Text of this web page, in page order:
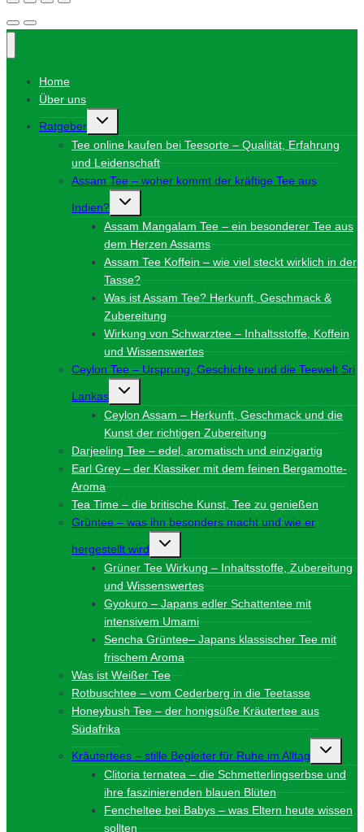
Home
Über uns
Ratgeber
Untermenü
umschalten
Tee online kaufen bei Teesorte – Qualität, Erfahrung
und Leidenschaft
Assam Tee – woher kommt der kräftige Tee aus
Indien?
Untermenü
umschalten
Assam Mangalam Tee – ein besonderer Tee aus
dem Herzen Assams
Assam Tee Koffein – wie viel steckt wirklich in der
Tasse?
Was ist Assam Tee? Herkunft, Geschmack &
Zubereitung
Wirkung von Schwarztee – Inhaltsstoffe, Koffein
und Wissenswertes
Ceylon Tee – Ursprung, Geschichte und die Teewelt Sri
Lankas
Untermenü
umschalten
Ceylon Assam – Herkunft, Geschmack und die
Kunst der richtigen Zubereitung
Darjeeling Tee – edel, aromatisch und einzigartig
Earl Grey – der Klassiker mit dem feinen Bergamotte-
Aroma
Tea Time – die britische Kunst, Tee zu genießen
Grüntee – was ihn besonders macht und wie er
hergestellt wird
Untermenü
umschalten
Grüner Tee Wirkung – Inhaltsstoffe, Zubereitung
und Wissenswertes
Gyokuro – Japans edler Schattentee mit
intensivem Umami
Sencha Grüntee– Japans klassischer Tee mit
frischem Aroma
Was ist Weißer Tee
Rotbuschtee – vom Cederberg in die Teetasse
Honeybush Tee – der honigsüße Kräutertee aus
Südafrika
Kräutertees – stille Begleiter für Ruhe im Alltag
Clitoria ternatea – die Schmetterlingserbse und
ihre faszinierenden blauen Blüten
Fencheltee bei Babys – was Eltern heute wissen
sollten